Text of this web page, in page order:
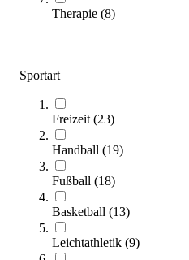
Therapie (8)
Sportart
Freizeit (23)
Handball (19)
Fußball (18)
Basketball (13)
Leichtathletik (9)
Kübler Sport®
15,40 €
Sofort lieferbar